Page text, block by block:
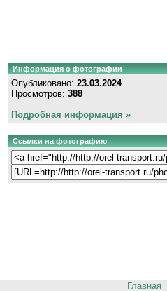
Информация о фотографии
Опубликовано: 23.03.2024
Просмотров: 388
Подробная информация »
Ссылки на фотографию
Главная